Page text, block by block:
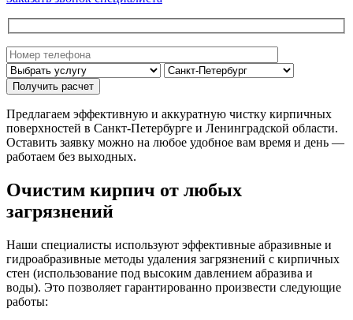
Предлагаем эффективную и аккуратную чистку кирпичных
поверхностей в Санкт-Петербурге и Ленинградской области.
Оставить заявку можно на любое удобное вам время и день —
работаем без выходных.
Очистим кирпич от любых
загрязнений
Наши специалисты используют эффективные абразивные и
гидроабразивные методы удаления загрязнений с кирпичных
стен (использование под высоким давлением абразива и
воды). Это позволяет гарантированно произвести следующие
работы: